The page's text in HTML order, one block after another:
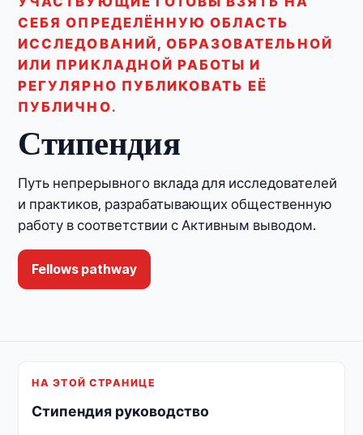
СЕБЯ ОПРЕДЕЛЁННУЮ ОБЛАСТЬ
ИССЛЕДОВАНИЙ, ОБРАЗОВАТЕЛЬНОЙ
ИЛИ ПРИКЛАДНОЙ РАБОТЫ И
РЕГУЛЯРНО ПУБЛИКОВАТЬ ЕЁ
ПУБЛИЧНО.
Стипендия
Путь непрерывного вклада для исследователей
и практиков, разрабатывающих общественную
работу в соответствии с Активным выводом.
Fellows pathway
НА ЭТОЙ СТРАНИЦЕ
Стипендия руководство